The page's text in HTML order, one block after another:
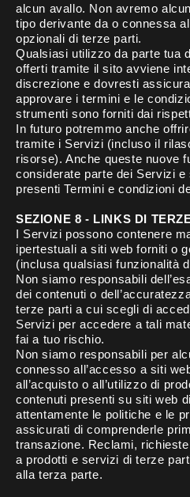
alcun avallo. Non avremo
tipo derivante da o connessa
opzionali di terze parti.
Qualsiasi utilizzo da parte tua
offerti tramite il sito avviene
discrezione e dovresti
approvare i termini e le
strumenti sono forniti dai
In futuro potremmo anche
tramite i Servizi (incluso il
risorse). Anche queste nuove
considerate parte dei Servizi e
presenti Termini e condizioni
SEZIONE 8 - LINKS DI
I Servizi possono contenere
ipertestuali a siti web forniti o
(inclusa qualsiasi funzionalità
Non siamo responsabili
dei contenuti o
terze parti a cui scegli di
Servizi per accedere a tali
fai a tuo rischio.
Non siamo responsabili per
connesso all’accesso a siti
all’acquisto o all’utilizzo di
contenuti presenti su siti web
attentamente le politiche e le
assicurati di comprenderle
transazione. Reclami,
a prodotti e servizi di terze
alla terza parte.